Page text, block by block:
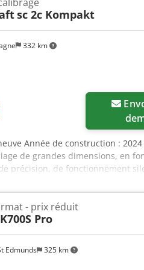
±1° - Hauteur de coupe max.
: 120 mm - Diamètre de l’orifice
: ⌀100 mm - Poids : 620 kg
mm Prix net : 19 900 PLN Prix
peut être modifié en cas de
332 km
sc 2c Kompakt
Année de construction :
de grandes dimensions, en
précision, de fonctionnement
des segments pivotants. Chariot
10 ans contre l’usure
guidage par barre ronde et
Fonctionnement silencieux et
de travailler aisément avec
avec réglage d’angle et deux
Inclinaison de la lame de scie 90°
Edmunds 325 km
- prix réduit
K700S Pro